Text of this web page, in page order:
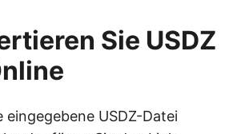
Sie USDZ
eingegebene USDZ-Datei